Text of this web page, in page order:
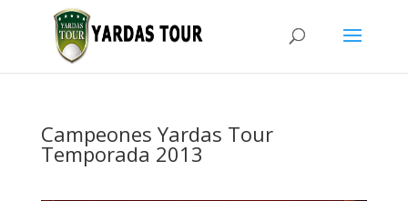
Campeones Yardas Tour
Temporada 2013